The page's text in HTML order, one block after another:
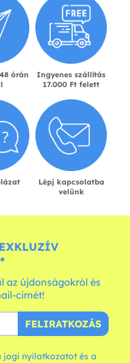
órán
Ingyenes szállítás
17.000 Ft felett
Lépj kapcsolatba
velünk
az újdonságokról és
címét!
FELIRATKOZÁS
jogi nyilatkozatot és a